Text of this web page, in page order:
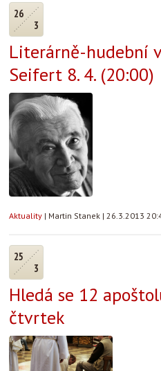
26
3
Literárně-hudební
Seifert 8. 4. (20:00)
Aktuality | Martin Stanek | 26.3.2013
25
3
Hledá se 12
čtvrtek